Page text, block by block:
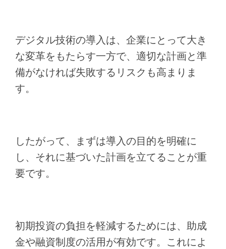
デジタル技術の導入は、企業にとって大き
な変革をもたらす一方で、適切な計画と準
備がなければ失敗するリスクも高まりま
す。
したがって、まずは導入の目的を明確に
し、それに基づいた計画を立てることが重
要です。
初期投資の負担を軽減するためには、助成
金や融資制度の活用が有効です。これによ